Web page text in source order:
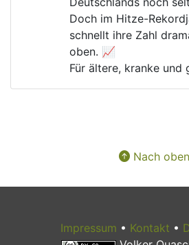
Doch im Hitze-
schnellt ihre Zahl
oben. 📈
Für ältere, kranke und
verharmlosen?Nach oben
Impressum • Kontakt •